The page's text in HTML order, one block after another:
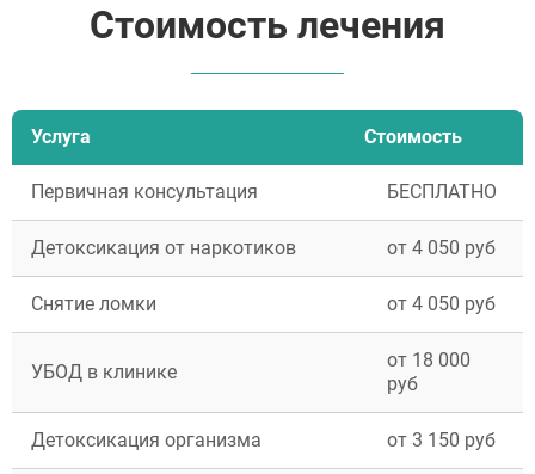
Стоимость лечения
Услуга Стоимость
Первичная консультация БЕСПЛАТНО
Детоксикация от наркотиков от 4 050 руб
Снятие ломки от 4 050 руб
УБОД в клинике
от 18 000
руб
Детоксикация организма от 3 150 руб